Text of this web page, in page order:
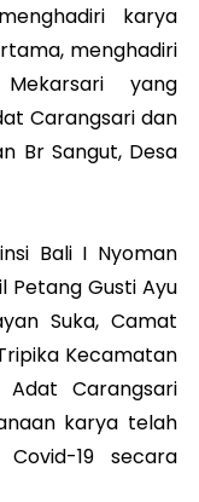
karya
menghadiri
yang
Carangsari dan
Br Sangut, Desa
Bali I Nyoman
Petang Gusti Ayu
Suka, Camat
Kecamatan
Adat Carangsari
karya telah
19 secara